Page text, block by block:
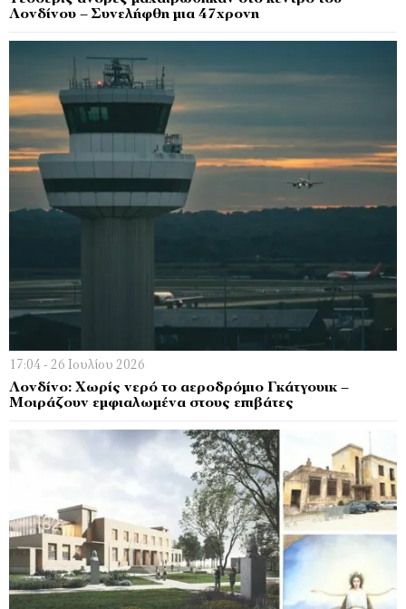
Λονδίνου – Συνελήφθη μια 47χρονη
17:04 - 26 Ιουλίου 2026
Λονδίνο: Χωρίς νερό το αεροδρόμιο Γκάτγουικ –
Μοιράζουν εμφιαλωμένα στους επιβάτες